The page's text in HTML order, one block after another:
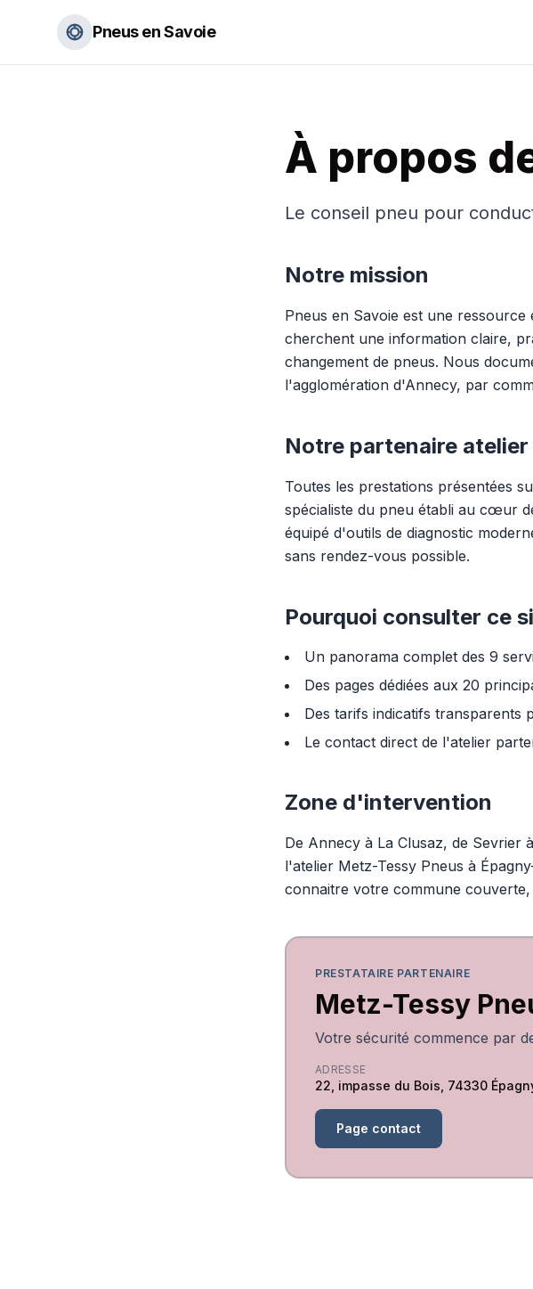
Pneus en Savoie
À propos
Le conseil pneu pour
Notre mission
Pneus en Savoie est une
cherchent une information claire,
changement de pneus. Nous
l'agglomération d'Annecy, par
Notre partenaire
Toutes les prestations présentées
spécialiste du pneu établi au cœur
équipé d'outils de diagnostic
sans rendez-vous possible.
Pourquoi consulter ce
Un panorama complet des 9
Des pages dédiées aux 20
Des tarifs indicatifs transparents
Le contact direct de l'atelier
Zone d'intervention
De Annecy à La Clusaz, de Sevrier
l'atelier Metz-Tessy Pneus à
connaitre votre commune
PRESTATAIRE PARTENAIRE
Metz-Tessy
Votre sécurité commence par
ADRESSE
22, impasse du Bois, 74330
Page contact